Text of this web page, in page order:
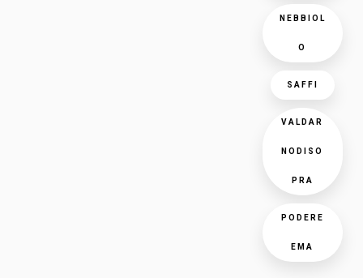
NEBBIOL
O
SAFFI
VALDAR
NODISO
PRA
PODERE
EMA